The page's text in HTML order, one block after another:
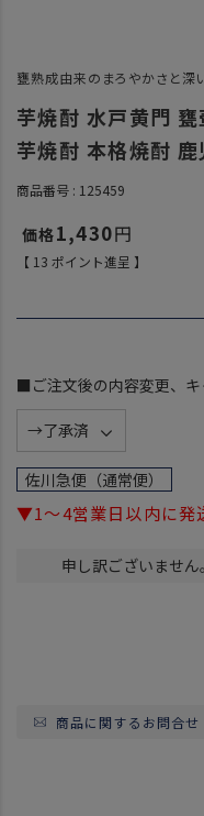
甕熟成由来のまろやかさと深
芋焼酎 水戸黄門
芋焼酎 本格焼酎
商品番号 125459
1,430
【 13 ポイント進呈 】
■ご注文後の内容変更、キ
佐川急便（通常便）
▼1～4営業日以内に発
申し訳ございません
商品に関するお問合せ